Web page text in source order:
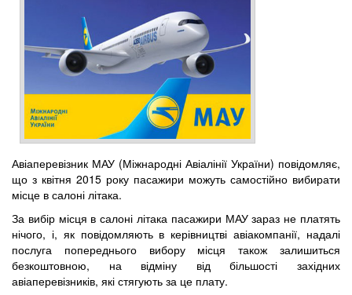
Авіаперевізник МАУ (Міжнародні Авіалінії України) повідомляє,
що з квітня 2015 року пасажири можуть самостійно вибирати
місце в салоні літака.
За вибір місця в салоні літака пасажири МАУ зараз не платять
нічого, і, як повідомляють в керівництві авіакомпанії, надалі
послуга попереднього вибору місця також залишиться
безкоштовною, на відміну від більшості західних
авіаперевізників, які стягують за це плату.